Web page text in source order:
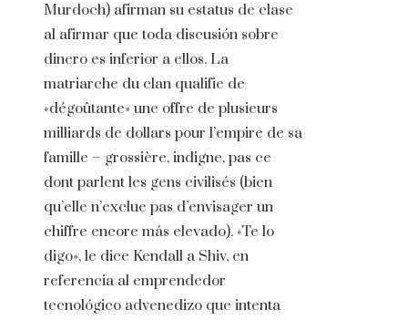
Murdoch) afirman su estatus de clase
al afirmar que toda discusión sobre
dinero es inferior a ellos. La
matriarche du clan qualifie de
«dégoûtante» une offre de plusieurs
milliards de dollars pour l’empire de sa
famille – grossière, indigne, pas ce
dont parlent les gens civilisés (bien
qu’elle n’exclue pas d’envisager un
chiffre encore más elevado). «Te lo
digo», le dice Kendall a Shiv, en
referencia al emprendedor
tecnológico advenedizo que intenta